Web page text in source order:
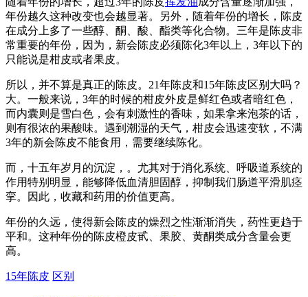
年份越久这种改变也会越显著。另外，随着年份的增长，陈皮
在成分上多了一些醇、酮、酸、酯类等化合物。三年是陈皮非
常重要的年份，因为，新会陈皮必须陈化3年以上，3年以下的
只能说是柑皮或者果皮。
所以，并不算是真正的陈皮。21年陈皮和15年陈皮区别大吗？
大。一般来说，3年的时候的柑皮外皮是鲜红色或者暗红色，
而内囊则是雪白色，会有刺激性的香味，如果拿来泡茶的话，
则有很浓的果酸味。遇到潮湿的天气，柑皮会迅速变软，不满
3年的新会陈皮不能食用，需要继续陈化。
而，十五年岁月的沉淀，。尤其对于消化系统、呼吸道系统的
作用特别明显，能够降低血清胆固醇，抑制我们肠道平滑肌痉
挛。因此，收藏和药用的价值更高。
年份的久远，使得新会陈皮的燥烈之性渐渐消失，药性更趋于
平和。这种年份的陈皮橙皮甙、果胶、黄酮类成分含量会更
高。
15年陈皮 区别